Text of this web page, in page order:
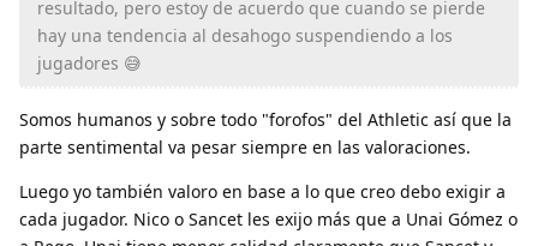
resultado, pero estoy de acuerdo que cuando se pierde
hay una tendencia al desahogo suspendiendo a los
jugadores 😅
Somos humanos y sobre todo "forofos" del Athletic así que la
parte sentimental va pesar siempre en las valoraciones.
Luego yo también valoro en base a lo que creo debo exigir a
cada jugador. Nico o Sancet les exijo más que a Unai Gómez o